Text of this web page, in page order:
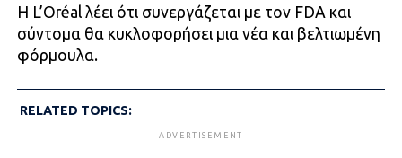
Η L’Oréal λέει ότι συνεργάζεται με τον FDA και
σύντομα θα κυκλοφορήσει μια νέα και βελτιωμένη
φόρμουλα.
RELATED TOPICS:
ADVERTISEMENT